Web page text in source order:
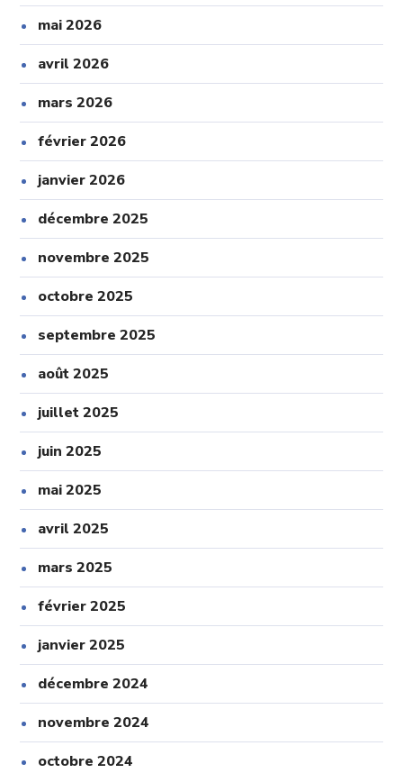
mai 2026
avril 2026
mars 2026
février 2026
janvier 2026
décembre 2025
novembre 2025
octobre 2025
septembre 2025
août 2025
juillet 2025
juin 2025
mai 2025
avril 2025
mars 2025
février 2025
janvier 2025
décembre 2024
novembre 2024
octobre 2024